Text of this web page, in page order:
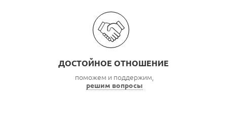
ДОСТОЙНОЕ ОТНОШЕНИЕ
поможем и поддержим,
решим вопросы